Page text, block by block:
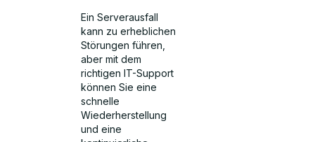
Ein Serverausfall
kann zu erheblichen
Störungen führen,
aber mit dem
richtigen IT-Support
können Sie eine
schnelle
Wiederherstellung
und eine